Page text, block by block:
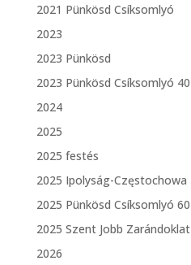
2021 Pünkösd Csíksomlyó
2023
2023 Pünkösd
2023 Pünkösd Csíksomlyó 40
2024
2025
2025 festés
2025 Ipolyság-Częstochowa
2025 Pünkösd Csíksomlyó 60
2025 Szent Jobb Zarándoklat
2026